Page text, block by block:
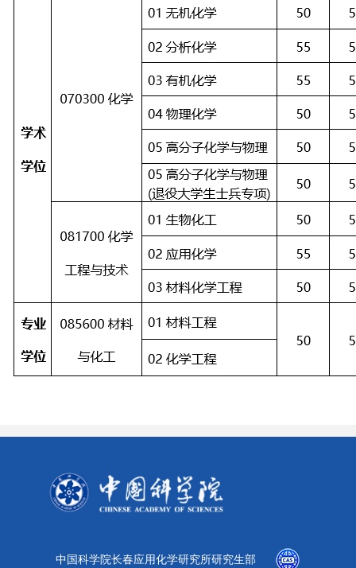
中国科学院长春应用化学研究所研究生部